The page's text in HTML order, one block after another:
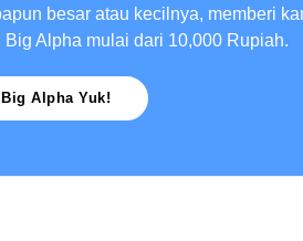
besar atau kecilnya, memberi
Big Alpha mulai dari 10,000 Rupiah.
Alpha Yuk!